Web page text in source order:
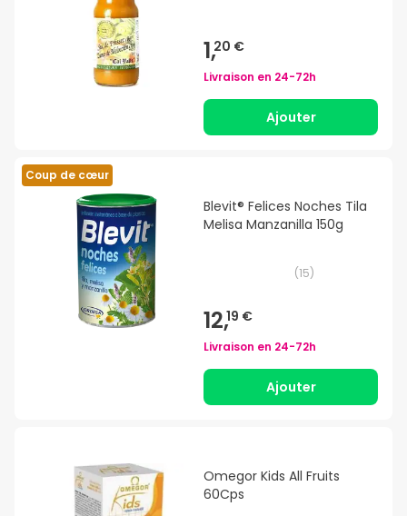
1,20 €
Livraison en 24-72h
Ajouter
Coup de cœur
Blevit® Felices Noches Tila
Melisa Manzanilla 150g
(15)
12,19 €
Livraison en 24-72h
Ajouter
Omegor Kids All Fruits
60Cps